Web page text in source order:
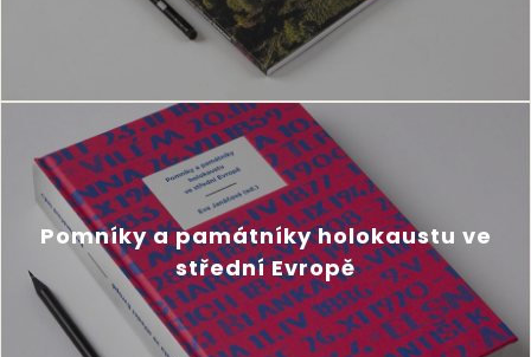
Pomníky a památníky holokaustu ve
střední Evropě